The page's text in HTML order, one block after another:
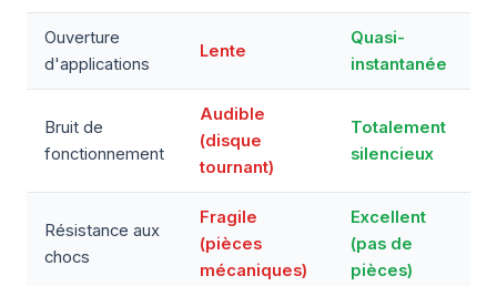
Ouverture
d'applications
Lente
Quasi-
instantanée
Bruit de
fonctionnement
Audible
(disque
tournant)
Totalement
silencieux
Résistance aux
chocs
Fragile
(pièces
mécaniques)
Excellent
(pas de
pièces)